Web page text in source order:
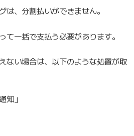
は、分割払いができません。
て一括で支払う必要があります。
ない場合は、以下のような処置が取
知」